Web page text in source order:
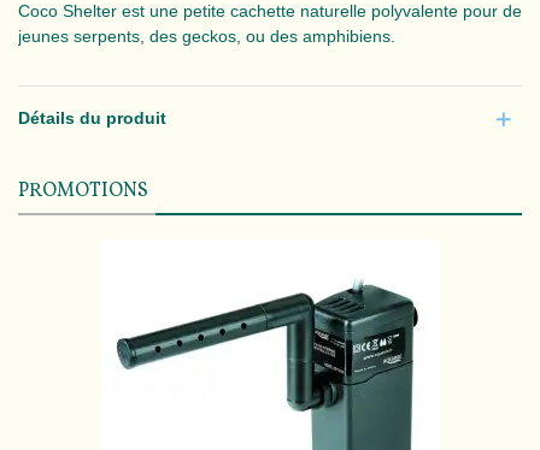
Coco Shelter est une petite cachette naturelle polyvalente pour de
jeunes serpents, des geckos, ou des amphibiens.
Détails du produit
PROMOTIONS